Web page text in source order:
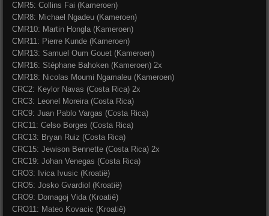
CMR5: Collins Fai (Kameroen)
CMR8: Michael Ngadeu (Kameroen)
CMR10: Martin Hongla (Kameroen)
CMR11: Pierre Kunde (Kameroen)
CMR13: Samuel Oum Gouet (Kameroen)
CMR16: Stéphane Bahoken (Kameroen) 2x
CMR18: Nicolas Moumi Ngamaleu (Kameroen)
CRC2: Keylor Navas (Costa Rica) 2x
CRC3: Leonel Moreira (Costa Rica)
CRC9: Juan Pablo Vargas (Costa Rica)
CRC11: Celso Borges (Costa Rica)
CRC13: Bryan Ruiz (Costa Rica)
CRC15: Jewison Bennette (Costa Rica) 2x
CRC19: Johan Venegas (Costa Rica)
CRO3: Ivica Ivusic (Kroatië)
CRO5: Josko Gvardiol (Kroatië)
CRO9: Domagoj Vida (Kroatië)
CRO11: Mateo Kovacic (Kroatië)